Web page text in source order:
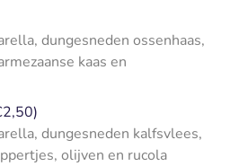
dungesneden ossenhaas,
kaas en
dungesneden kalfsvlees,
olijven en rucola